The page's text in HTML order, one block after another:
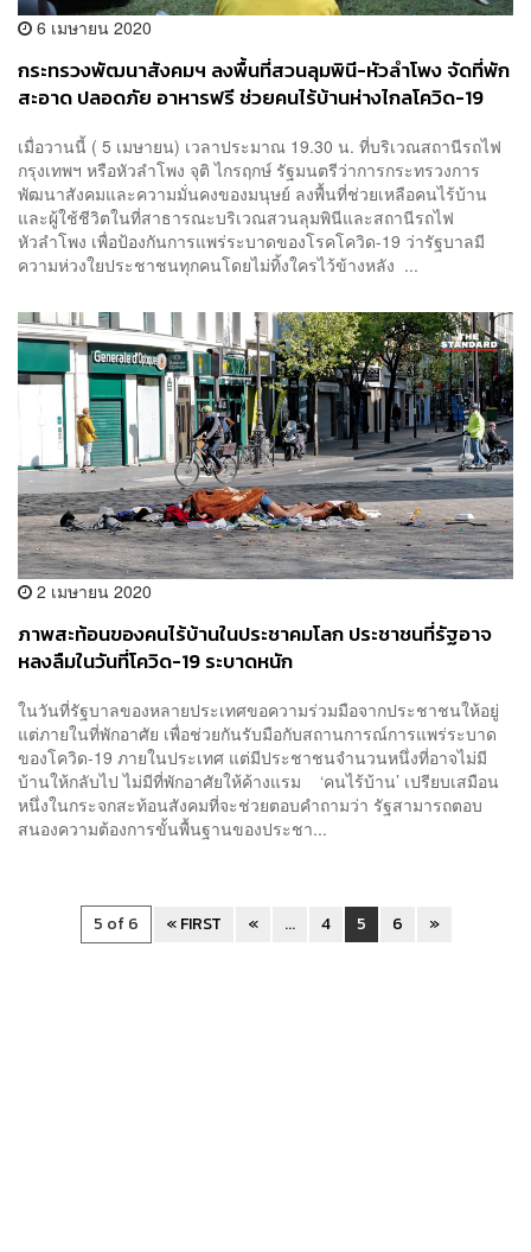
6 เมษายน 2020
กระทรวงพัฒนาสังคมฯ ลงพื้นที่สวนลุมพินี-หัวลำโพง จัดที่พัก
สะอาด ปลอดภัย อาหารฟรี ช่วยคนไร้บ้านห่างไกลโควิด-19
เมื่อวานนี้ ( 5 เมษายน) เวลาประมาณ 19.30 น. ที่บริเวณสถานีรถไฟ
กรุงเทพฯ หรือหัวลำโพง จุติ ไกรฤกษ์ รัฐมนตรีว่าการกระทรวงการ
พัฒนาสังคมและความมั่นคงของมนุษย์ ลงพื้นที่ช่วยเหลือคนไร้บ้าน
และผู้ใช้ชีวิตในที่สาธารณะบริเวณสวนลุมพินีและสถานีรถไฟ
หัวลำโพง เพื่อป้องกันการแพร่ระบาดของโรคโควิด-19 ว่ารัฐบาลมี
ความห่วงใยประชาชนทุกคนโดยไม่ทิ้งใครไว้ข้างหลัง ...
2 เมษายน 2020
ภาพสะท้อนของคนไร้บ้านในประชาคมโลก ประชาชนที่รัฐอาจ
หลงลืมในวันที่โควิด-19 ระบาดหนัก
ในวันที่รัฐบาลของหลายประเทศขอความร่วมมือจากประชาชนให้อยู่
แต่ภายในที่พักอาศัย เพื่อช่วยกันรับมือกับสถานการณ์การแพร่ระบาด
ของโควิด-19 ภายในประเทศ แต่มีประชาชนจำนวนหนึ่งที่อาจไม่มี
บ้านให้กลับไป ไม่มีที่พักอาศัยให้ค้างแรม ‘คนไร้บ้าน’ เปรียบเสมือน
หนึ่งในกระจกสะท้อนสังคมที่จะช่วยตอบคำถามว่า รัฐสามารถตอบ
สนองความต้องการขั้นพื้นฐานของประชา...
5 of 6 « FIRST « ... 4 5 6 »